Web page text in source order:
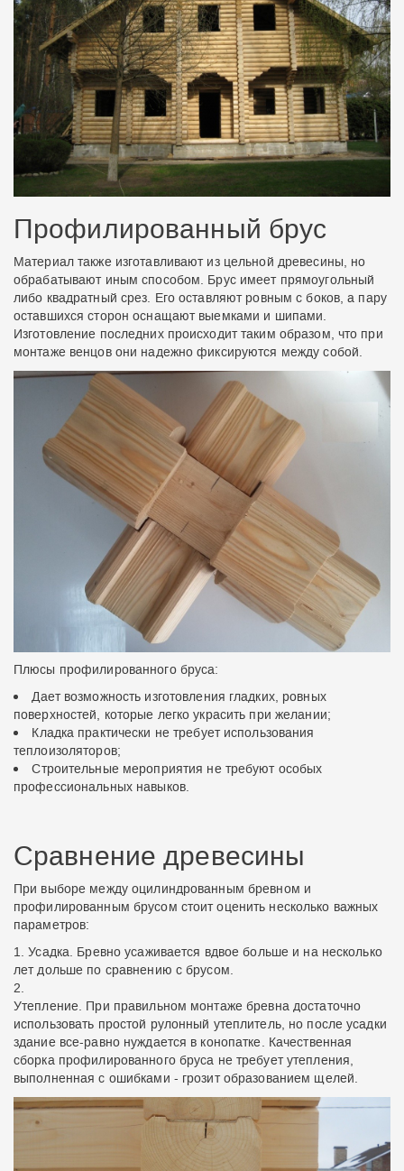
Профилированный брус
Материал также изготавливают из цельной древесины, но
обрабатывают иным способом. Брус имеет прямоугольный
либо квадратный срез. Его оставляют ровным с боков, а пару
оставшихся сторон оснащают выемками и шипами.
Изготовление последних происходит таким образом, что при
монтаже венцов они надежно фиксируются между собой.
Плюсы профилированного бруса:
Дает возможность изготовления гладких, ровных
поверхностей, которые легко украсить при желании;
Кладка практически не требует использования
теплоизоляторов;
Строительные мероприятия не требуют особых
профессиональных навыков.
Сравнение древесины
При выборе между оцилиндрованным бревном и
профилированным брусом стоит оценить несколько важных
параметров:
Усадка. Бревно усаживается вдвое больше и на несколько
лет дольше по сравнению с брусом.
Утепление. При правильном монтаже бревна достаточно
использовать простой рулонный утеплитель, но после усадки
здание все-равно нуждается в конопатке. Качественная
сборка профилированного бруса не требует утепления,
выполненная с ошибками - грозит образованием щелей.